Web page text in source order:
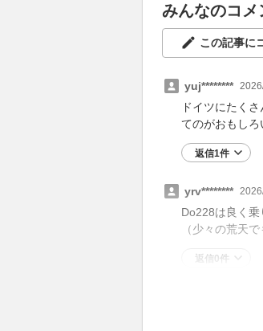
みんなのコメ
この記事に
yuj********
ドイツにたく
てのがおもしろ
返信1件
yrv********
Do228は良く
（少々の荒天
返信0件